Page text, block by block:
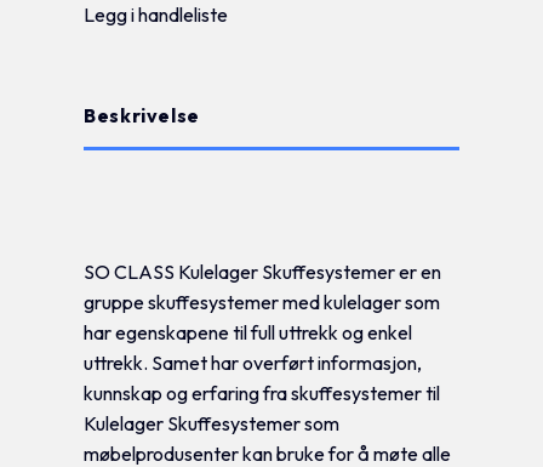
Legg i handleliste
Beskrivelse
SO CLASS Kulelager Skuffesystemer er en
gruppe skuffesystemer med kulelager som
har egenskapene til full uttrekk og enkel
uttrekk. Samet har overført informasjon,
kunnskap og erfaring fra skuffesystemer til
Kulelager Skuffesystemer som
møbelprodusenter kan bruke for å møte alle